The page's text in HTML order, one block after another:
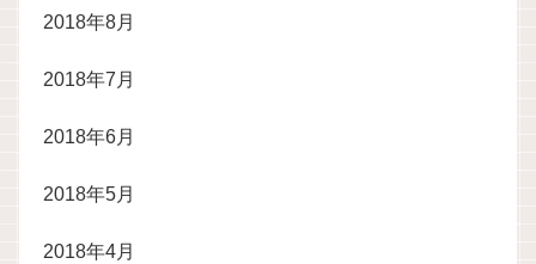
2018年8月
2018年7月
2018年6月
2018年5月
2018年4月